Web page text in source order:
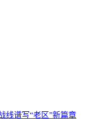
线谱写“老区”新篇章